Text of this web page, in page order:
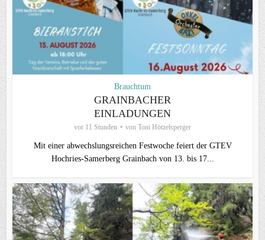
Brauchtum
GRAINBACHER
EINLADUNGEN
vor 11 Stunden von Toni Hötzelsperger
Mit einer abwechslungsreichen Festwoche feiert der GTEV
Hochries-Samerberg Grainbach von 13. bis 17...